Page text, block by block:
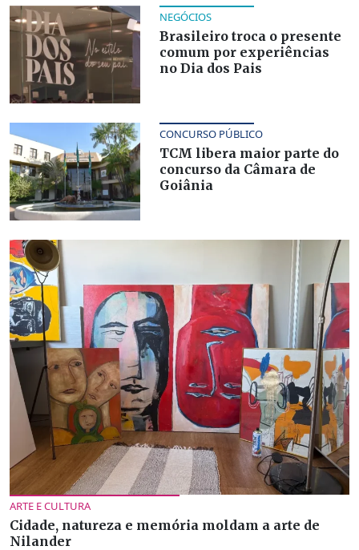
NEGÓCIOS
Brasileiro troca o presente
comum por experiências
no Dia dos Pais
CONCURSO PÚBLICO
TCM libera maior parte do
concurso da Câmara de
Goiânia
ARTE E CULTURA
Cidade, natureza e memória moldam a arte de
Nilander